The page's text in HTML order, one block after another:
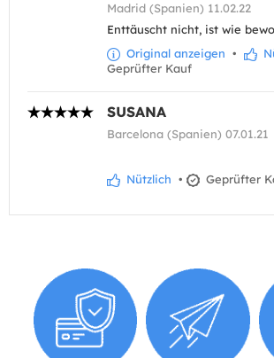
Madrid (Spanien) 11.02.22
Enttäuscht nicht, ist wie
Original anzeigen •
Geprüfter Kauf
SUSANA
Barcelona (Spanien) 07.01.21
Nützlich • Geprüfter